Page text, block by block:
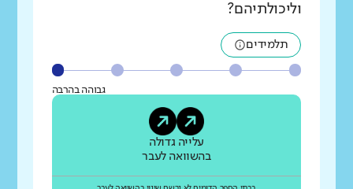
וליכולתיהם?
תלמידים
גבוהה בהרבה
עלייה גדולה
בהשוואה לעבר